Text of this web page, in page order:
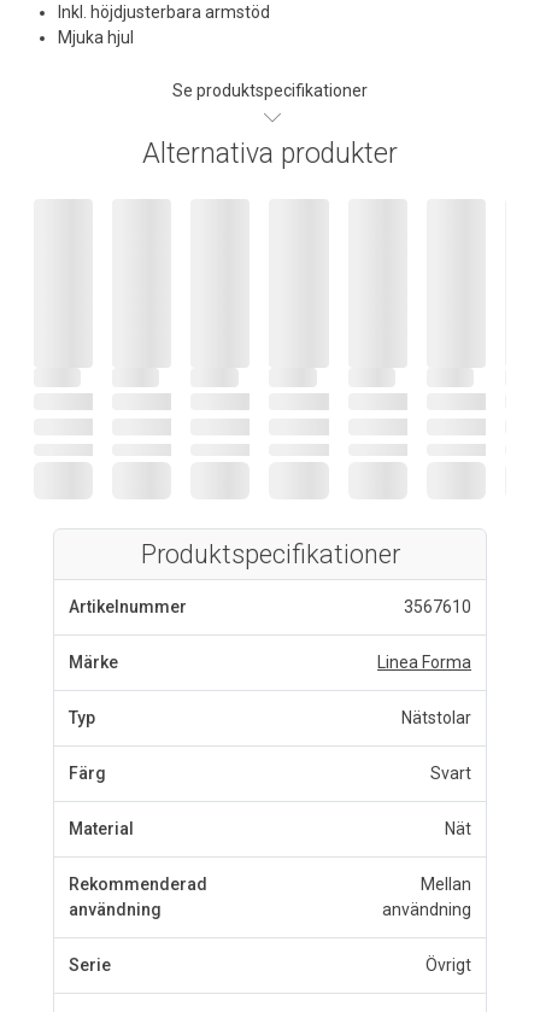
Inkl. höjdjusterbara armstöd
Mjuka hjul
Se produktspecifikationer
Alternativa produkter
Produktspecifikationer
Artikelnummer 3567610
Märke Linea Forma
Typ Nätstolar
Färg Svart
Material Nät
Rekommenderad
användning
Mellan
användning
Serie Övrigt